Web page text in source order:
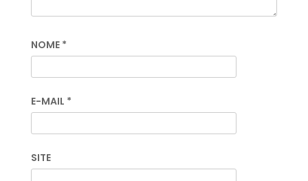
NOME *
E-MAIL *
SITE